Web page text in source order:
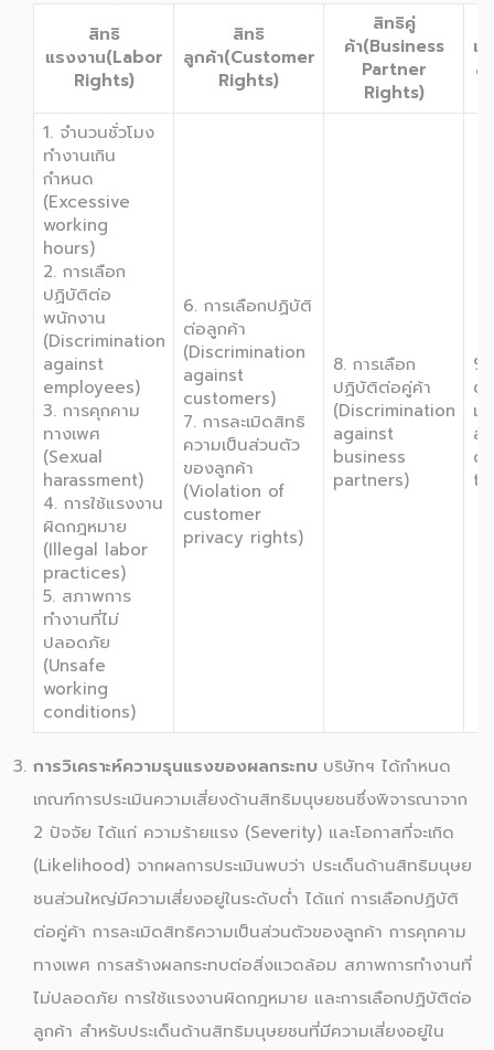
สิทธิ
แรงงาน(Labor
Rights)
สิทธิ
ลูกค้า(Customer
Rights)
สิทธิคู่
ค้า(Business
Partner
Rights)
แ
1. จำนวนชั่วโมง
ทำงานเกิน
กำหนด
(Excessive
working
hours)
2. การเลือก
ปฏิบัติต่อ
พนักงาน
(Discrimination
against
employees)
3. การคุกคาม
ทางเพศ
(Sexual
harassment)
4. การใช้แรงงาน
ผิดกฎหมาย
(Illegal labor
practices)
5. สภาพการ
ทำงานที่ไม่
ปลอดภัย
(Unsafe
working
conditions)
6. การเลือกปฏิบัติ
ต่อลูกค้า
(Discrimination
against
customers)
7. การละเมิดสิทธิ
ความเป็นส่วนตัว
ของลูกค้า
(Violation of
customer
privacy rights)
8. การเลือก
ปฏิบัติต่อคู่ค้า
(Discrimination
against
business
partners)
9.
ต่
แ
การวิเคราะห์ความรุนแรงของผลกระทบ บริษัทฯ ได้กำหนด
เกณฑ์การประเมินความเสี่ยงด้านสิทธิมนุษยชนซึ่งพิจารณาจาก
2 ปัจจัย ได้แก่ ความร้ายแรง (Severity) และโอกาสที่จะเกิด
(Likelihood) จากผลการประเมินพบว่า ประเด็นด้านสิทธิมนุษย
ชนส่วนใหญ่มีความเสี่ยงอยู่ในระดับต่ำ ได้แก่ การเลือกปฏิบัติ
ต่อคู่ค้า การละเมิดสิทธิความเป็นส่วนตัวของลูกค้า การคุกคาม
ทางเพศ การสร้างผลกระทบต่อสิ่งแวดล้อม สภาพการทำงานที่
ไม่ปลอดภัย การใช้แรงงานผิดกฎหมาย และการเลือกปฏิบัติต่อ
ลูกค้า สำหรับประเด็นด้านสิทธิมนุษยชนที่มีความเสี่ยงอยู่ใน